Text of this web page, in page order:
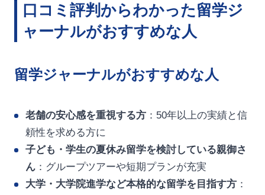
口コミ評判からわかった留学ジ
ャーナルがおすすめな人
留学ジャーナルがおすすめな人
老舗の安心感を重視する方 ：50年以上の実績と信
頼性を求める方に
子ども・学生の夏休み留学を検討している親御さ
ん ：グループツアーや短期プランが充実
大学・大学院進学など本格的な留学を目指す方 ：